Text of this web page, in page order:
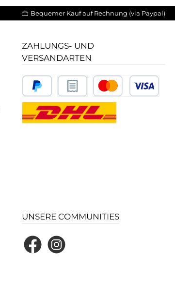
Bequemer Kauf auf Rechnung (via Paypal)
ZAHLUNGS- UND
VERSANDARTEN
UNSERE COMMUNITIES
FacebookInstagram